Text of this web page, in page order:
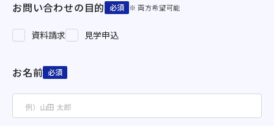
お問い合わせの目的 必須 ※ 両方希望可能
資料請求 見学申込
お名前 必須